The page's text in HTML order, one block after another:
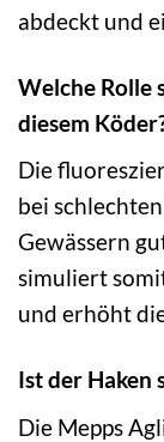
abdeckt und
Welche Rolle
diesem
Die
bei
Gewässern
simuliert
und erhöht
Ist der Haken
Die Mepps